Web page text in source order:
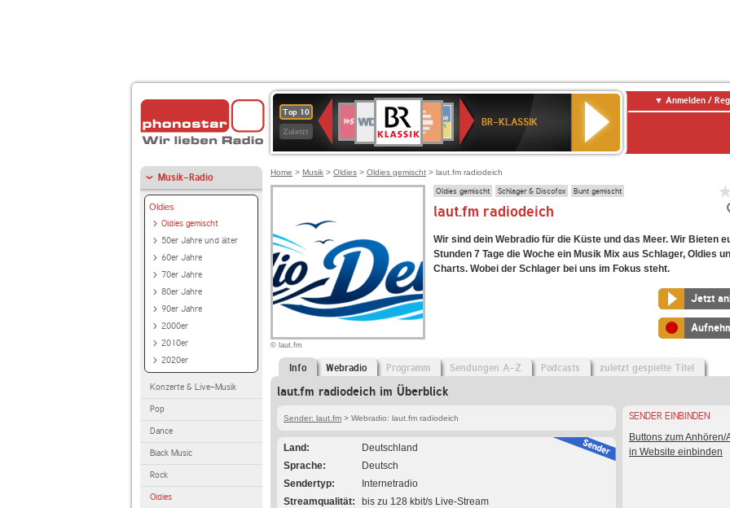
Top 10
Zuletzt
Deutschlandfunk
80er
90er
OLDIE
ANTENNE
4
BR-
KLASSIK
Deutschlandfunk
Kultur
ANTENNE
BAYERN
SWR
Kultur
NDR
2
BR-KLASSIK
Anmelden /
Musik-Radio
Oldies
Oldies gemischt
50er Jahre und älter
60er Jahre
70er Jahre
80er Jahre
90er Jahre
2000er
2010er
2020er
Konzerte & Live-Musik
Pop
Dance
Black Music
Rock
Oldies
Home > Musik > Oldies > Oldies gemischt > laut.fm radiodeich
© laut.fm
Oldies gemischt Schlager & Discofox Bunt gemischt
laut.fm radiodeich
Wir sind dein Webradio für die Küste und das Meer. Wir Bieten
Stunden 7 Tage die Woche ein Musik Mix aus Schlager, Oldies
Charts. Wobei der Schlager bei uns im Fokus steht.
Jetzt
Info Webradio Programm Sendungen A-Z Podcasts zuletzt gespielte Titel
laut.fm radiodeich im Überblick
Sender: laut.fm > Webradio: laut.fm radiodeich
Land
Deutschland
Sprache
Deutsch
Sendertyp
Internetradio
Streamqualität
bis zu 128 kbit/s Live-Stream
SENDER EINBINDEN
Buttons zum Anhören/
in Website einbinden